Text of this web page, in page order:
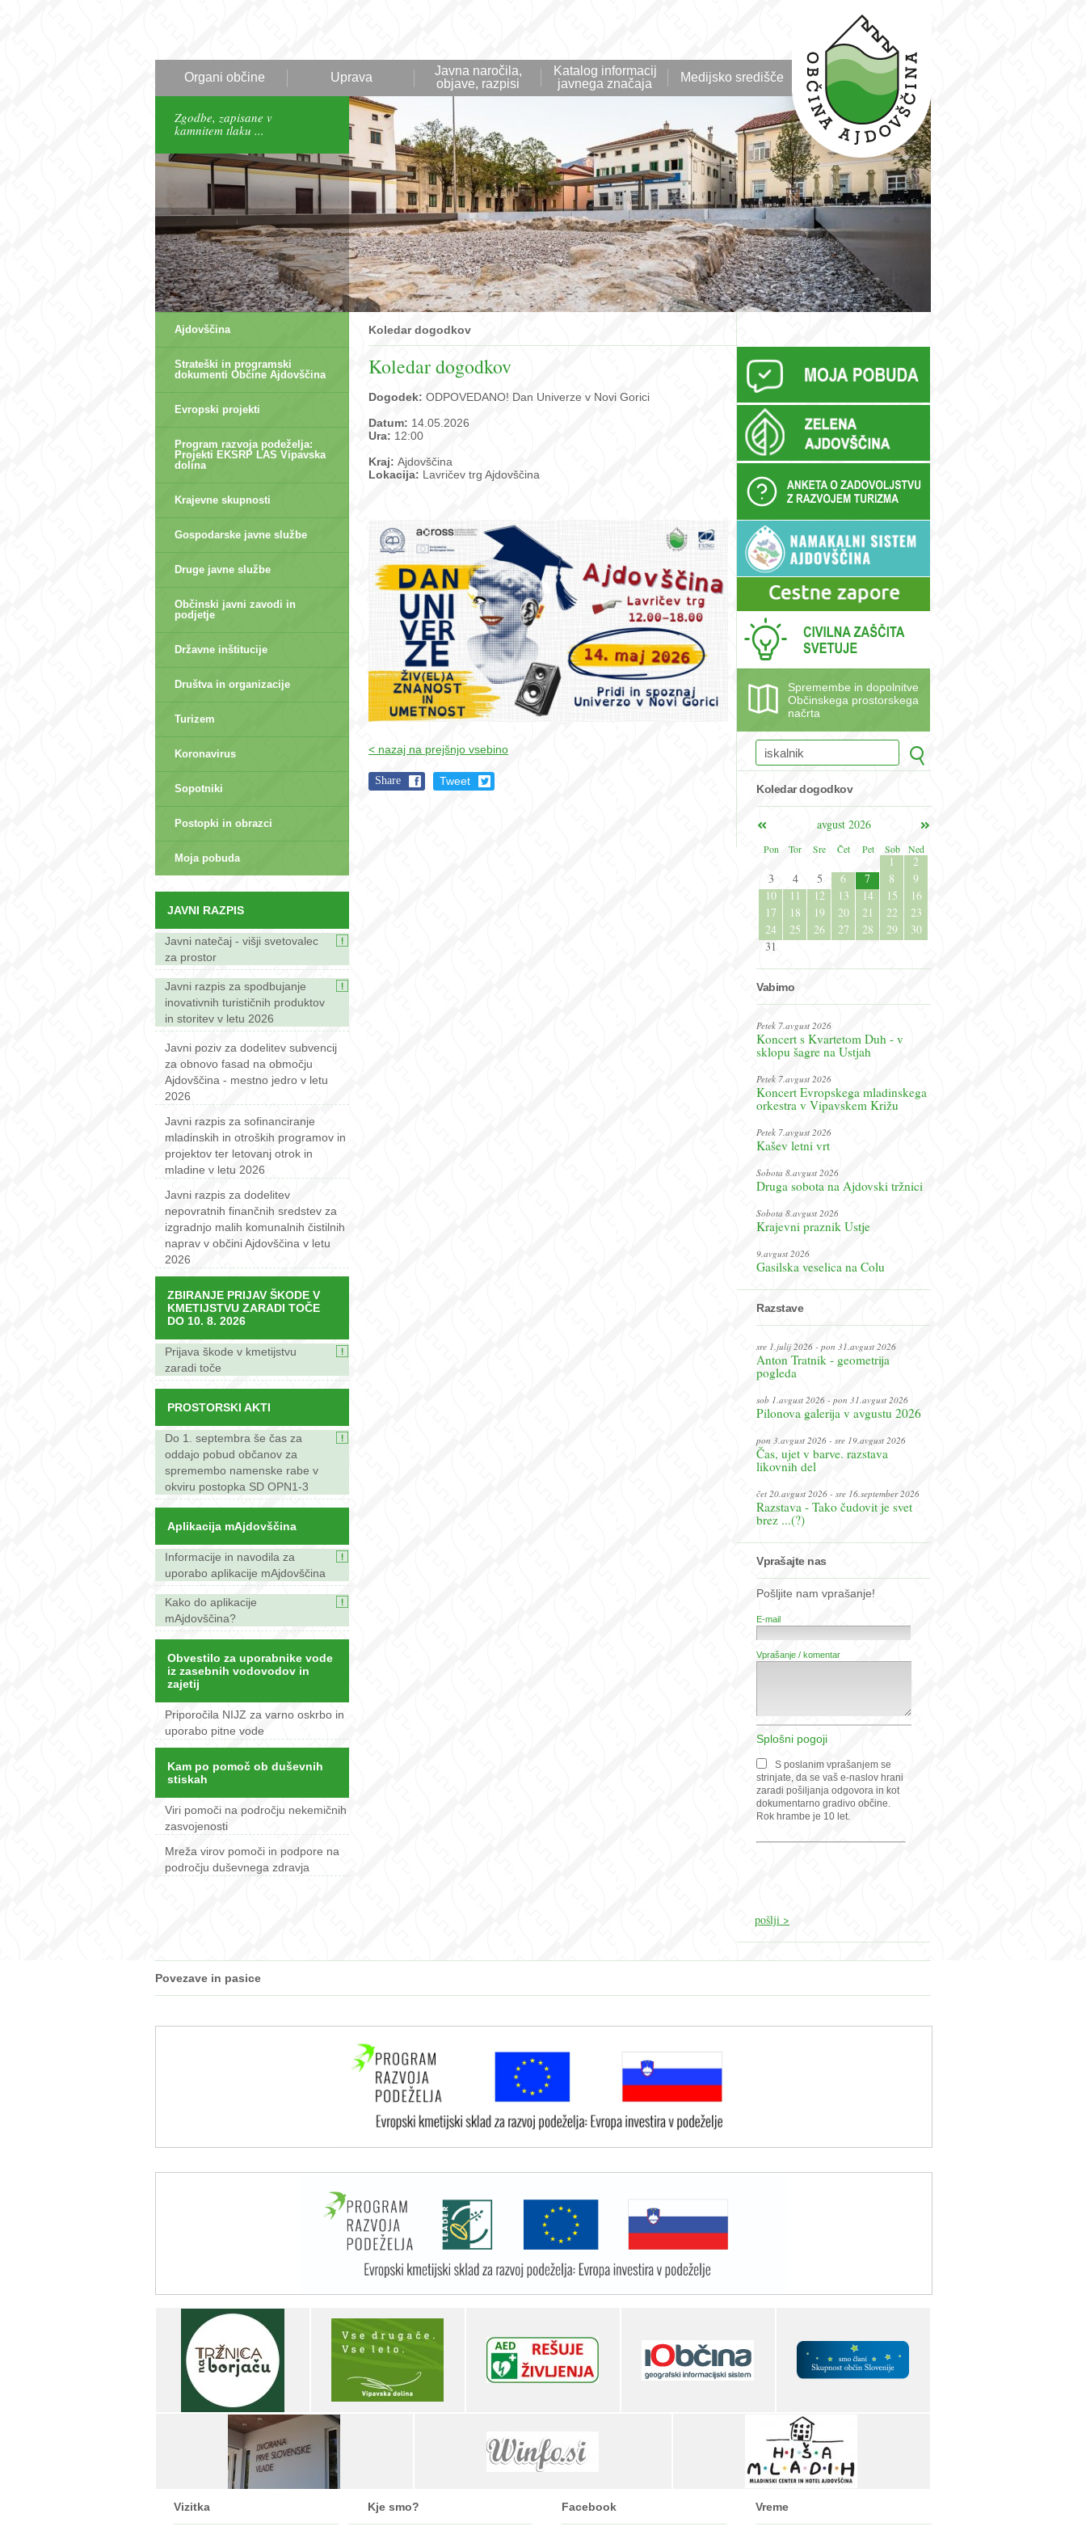
Organi občine Uprava
Javna naročila,
objave, razpisi
Katalog informacij
javnega značaja
Medijsko središče
Zgodbe, zapisane v
kamnitem tlaku ...
Ajdovščina
Strateški in programski
dokumenti Občine Ajdovščina
Evropski projekti
Program razvoja podeželja:
Projekti EKSRP LAS Vipavska
dolina
Krajevne skupnosti
Gospodarske javne službe
Druge javne službe
Občinski javni zavodi in
podjetje
Državne inštitucije
Društva in organizacije
Turizem
Koronavirus
Sopotniki
Postopki in obrazci
Moja pobuda
JAVNI RAZPIS
Javni natečaj - višji svetovalec
za prostor
Javni razpis za spodbujanje
inovativnih turističnih produktov
in storitev v letu 2026
Javni poziv za dodelitev subvencij
za obnovo fasad na območju
Ajdovščina - mestno jedro v letu
2026
Javni razpis za sofinanciranje
mladinskih in otroških programov in
projektov ter letovanj otrok in
mladine v letu 2026
Javni razpis za dodelitev
nepovratnih finančnih sredstev za
izgradnjo malih komunalnih čistilnih
naprav v občini Ajdovščina v letu
2026
ZBIRANJE PRIJAV ŠKODE V
KMETIJSTVU ZARADI TOČE
DO 10. 8. 2026
Prijava škode v kmetijstvu
zaradi toče
PROSTORSKI AKTI
Do 1. septembra še čas za
oddajo pobud občanov za
spremembo namenske rabe v
okviru postopka SD OPN1-3
Aplikacija mAjdovščina
Informacije in navodila za
uporabo aplikacije mAjdovščina
Kako do aplikacije
mAjdovščina?
Obvestilo za uporabnike vode
iz zasebnih vodovodov in
zajetij
Priporočila NIJZ za varno oskrbo in
uporabo pitne vode
Kam po pomoč ob duševnih
stiskah
Viri pomoči na področju nekemičnih
zasvojenosti
Mreža virov pomoči in podpore na
področju duševnega zdravja
Koledar dogodkov
Koledar dogodkov
Dogodek: ODPOVEDANO! Dan Univerze v Novi Gorici
Datum: 14.05.2026
Ura: 12:00
Kraj: Ajdovščina
Lokacija: Lavričev trg Ajdovščina
< nazaj na prejšnjo vsebino
Share Tweet
Spremembe in dopolnitve
Občinskega prostorskega
načrta
Koledar dogodkov
avgust 2026
Pon
Tor Sre Čet Pet Sob Ned
1
2
3
4 5 6 7 8
9
10
11 12 13 14 15
16
17
18 19 20 21 22
23
24
25 26 27 28 29
30
31
Vabimo
Petek 7.avgust 2026
Koncert s Kvartetom Duh - v
sklopu šagre na Ustjah
Petek 7.avgust 2026
Koncert Evropskega mladinskega
orkestra v Vipavskem Križu
Petek 7.avgust 2026
Kašev letni vrt
Sobota 8.avgust 2026
Druga sobota na Ajdovski tržnici
Sobota 8.avgust 2026
Krajevni praznik Ustje
9.avgust 2026
Gasilska veselica na Colu
Razstave
sre 1.julij 2026 - pon 31.avgust 2026
Anton Tratnik - geometrija
pogleda
sob 1.avgust 2026 - pon 31.avgust 2026
Pilonova galerija v avgustu 2026
pon 3.avgust 2026 - sre 19.avgust 2026
Čas, ujet v barve. razstava
likovnih del
čet 20.avgust 2026 - sre 16.september 2026
Razstava - Tako čudovit je svet
brez ...(?)
Vprašajte nas
Pošljite nam vprašanje!
E-mail
Vprašanje / komentar
Splošni pogoji
S poslanim vprašanjem se
strinjate, da se vaš e-naslov hrani
zaradi pošiljanja odgovora in kot
dokumentarno gradivo občine.
Rok hrambe je 10 let.
Povezave in pasice
Vizitka Kje smo? Facebook Vreme